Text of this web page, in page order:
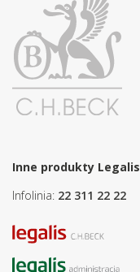
Inne produkty Legalis
Infolinia: 22 311 22 22